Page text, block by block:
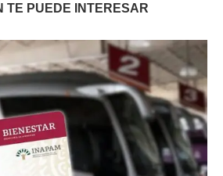
TE PUEDE INTERESAR